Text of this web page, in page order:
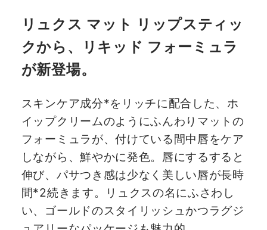
リュクス マット リップスティッ
クから、リキッド フォーミュラ
が新登場。
スキンケア成分*をリッチに配合した、ホ
イップクリームのようにふんわりマットの
フォーミュラが、付けている間中唇をケア
しながら、鮮やかに発色。唇にするすると
伸び、パサつき感は少なく美しい唇が長時
間*2続きます。リュクスの名にふさわし
い、ゴールドのスタイリッシュかつラグジ